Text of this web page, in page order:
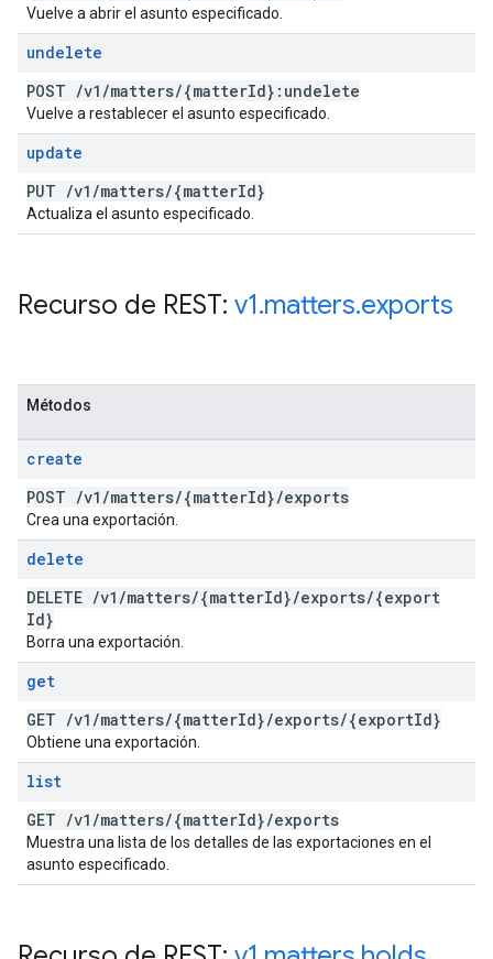
Vuelve a abrir el asunto especificado.
undelete
POST /v1 /matters/{matterId}:undelete
Vuelve a restablecer el asunto especificado.
update
PUT /v1 /matters/{matterId}
Actualiza el asunto especificado.
Recurso de REST: v1.matters.exports
Métodos
create
POST /v1 /matters/{matterId}/exports
Crea una exportación.
delete
DELETE /v1 /matters/{matterId}/exports/{export
Id}
Borra una exportación.
get
GET /v1 /matters/{matterId}/exports/{exportId}
Obtiene una exportación.
list
GET /v1 /matters/{matterId}/exports
Muestra una lista de los detalles de las exportaciones en el
asunto especificado.